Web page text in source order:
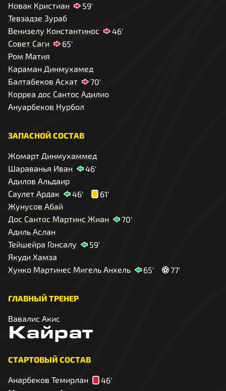
Новак Кристиан
59'
Тевзадзе Зураб
Венизелу Константинос
46'
Совет Саги
65'
Ром Матия
Караман Динмухамед
Балтабеков Асхат
70'
Корреа дос Сантос Адилио
Ануарбеков Нурбол
ЗАПАСНОЙ СОСТАВ
Жомарт Динмухаммед
Шараванья Иван
46'
Адилов Альдаир
Саулет Ардак
46'
61'
Жунусов Абай
Дос Сантос Мартинс Жиан
70'
Адиль Аслан
Тейшейра Гонсалу
59'
Якуди Хамза
Хунко Мартинес Мигель Анхель
65' 77'
ГЛАВНЫЙ ТРЕНЕР
Вавалис Акис
Кайрат
СТАРТОВЫЙ СОСТАВ
Анарбеков Темирлан
46'